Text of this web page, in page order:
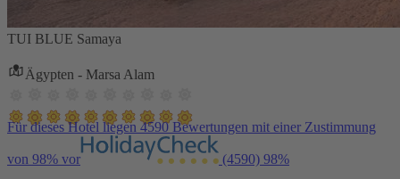
TUI BLUE Samaya
Ägypten - Marsa Alam
Für dieses Hotel liegen 4590 Bewertungen mit einer Zustimmung
von 98% vor (4590) 98%